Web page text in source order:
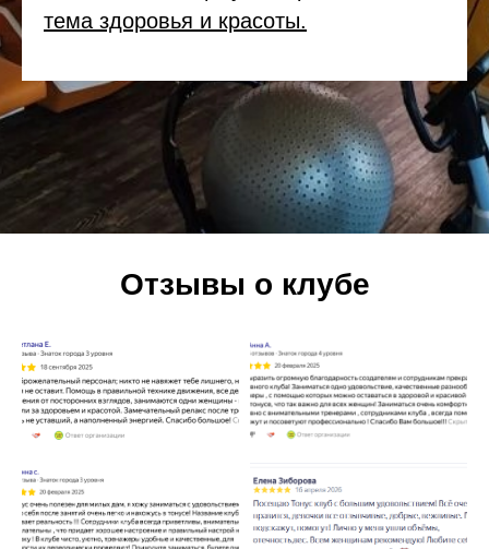
тема здоровья и красоты.
Отзывы о клубе